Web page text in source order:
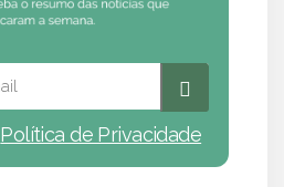
Política de Privacidade